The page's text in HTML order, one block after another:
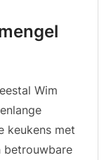
Wim
keukens met
betrouwbare